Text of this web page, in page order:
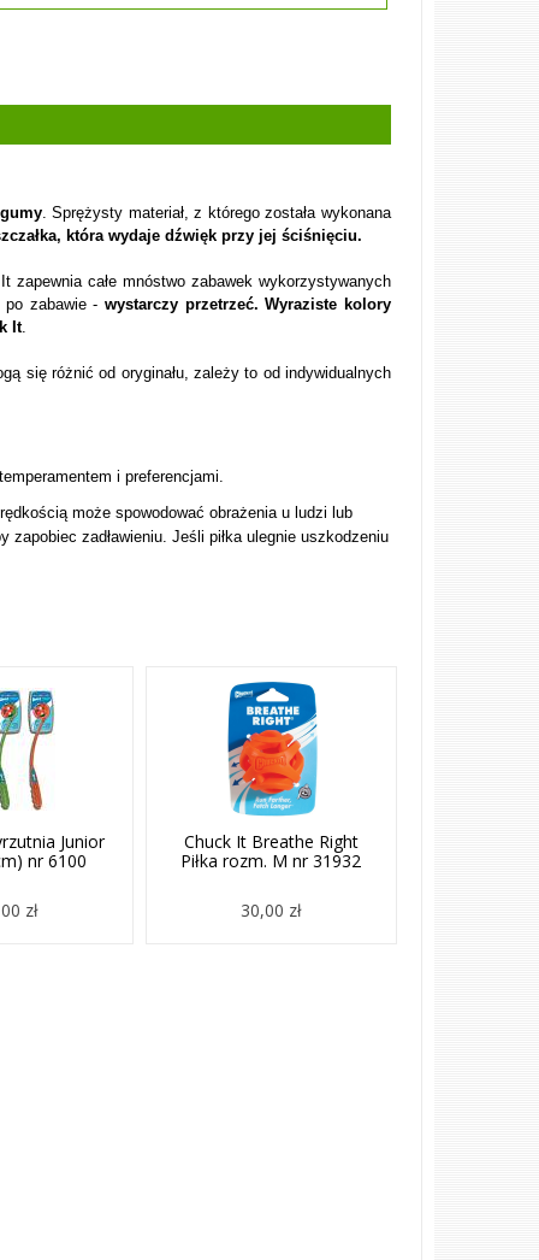
. Sprężysty materiał, z którego została wykonana
która wydaje dźwięk przy jej ściśnięciu.
zapewnia całe mnóstwo zabawek wykorzystywanych
po zabawie -wystarczy przetrzeć. Wyraziste kolory
It.
się różnić od oryginału, zależy to od indywidualnych
i preferencjami.
może spowodować obrażenia u ludzi lub
zadławieniu. Jeśli piłka ulegnie uszkodzeniu
Junior
nr 6100
zł
Chuck It Breathe Right
Piłka rozm. M nr 31932
30,00 zł